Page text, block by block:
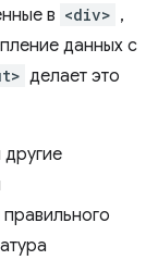
в <div> ,
данных с
делает это